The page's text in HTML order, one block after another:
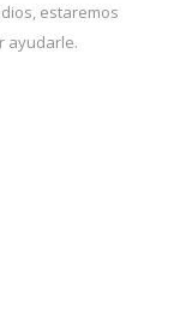
estaremos
ayudarle.